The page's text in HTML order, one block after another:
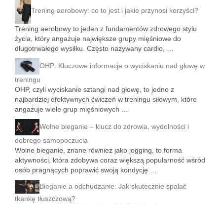
Trening aerobowy: co to jest i jakie przynosi korzyści?
Trening aerobowy to jeden z fundamentów zdrowego stylu
życia, który angażuje największe grupy mięśniowe do
długotrwałego wysiłku. Często nazywany cardio, …
OHP: Kluczowe informacje o wyciskaniu nad głowę w
treningu
OHP, czyli wyciskanie sztangi nad głowę, to jedno z
najbardziej efektywnych ćwiczeń w treningu siłowym, które
angażuje wiele grup mięśniowych …
Wolne bieganie – klucz do zdrowia, wydolności i
dobrego samopoczucia
Wolne bieganie, znane również jako jogging, to forma
aktywności, która zdobywa coraz większą popularność wśród
osób pragnących poprawić swoją kondycję …
Bieganie a odchudzanie: Jak skutecznie spalać
tkankę tłuszczową?